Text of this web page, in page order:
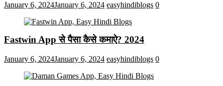
January 6, 2024January 6, 2024 easyhindiblogs 0
Fastwin App से पैसा कैसे कमाऐ? 2024
January 6, 2024January 6, 2024 easyhindiblogs 0